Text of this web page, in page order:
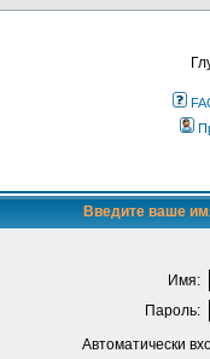
Введите ваше
Имя:
Пароль:
Автоматически